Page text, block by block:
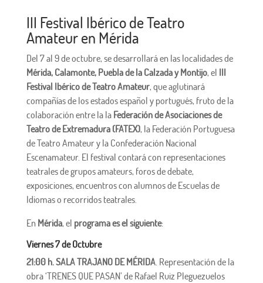
III Festival Ibérico de Teatro
Amateur en Mérida
Del 7 al 9 de octubre, se desarrollará en las localidades de
Mérida, Calamonte, Puebla de la Calzada y Montijo, el III
Festival Ibérico de Teatro Amateur, que aglutinará
compañías de los estados español y portugués, fruto de la
colaboración entre la la Federación de Asociaciones de
Teatro de Extremadura (FATEX), la Federación Portuguesa
de Teatro Amateur y la Confederación Nacional
Escenamateur. El festival contará con representaciones
teatrales de grupos amateurs, foros de debate,
exposiciones, encuentros con alumnos de Escuelas de
Idiomas o recorridos teatrales.
En Mérida, el programa es el siguiente:
Viernes 7 de Octubre
21:00 h. SALA TRAJANO DE MÉRIDA. Representación de la
obra ‘TRENES QUE PASAN’ de Rafael Ruiz Pleguezuelos